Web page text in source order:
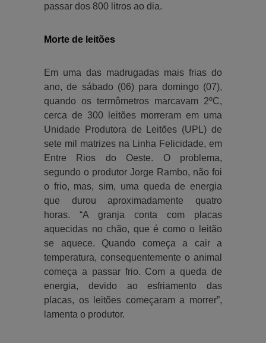
passar dos 800 litros ao dia.
Morte de leitões
Em uma das madrugadas mais frias do
ano, de sábado (06) para domingo (07),
quando os termômetros marcavam 2ºC,
cerca de 300 leitões morreram em uma
Unidade Produtora de Leitões (UPL) de
sete mil matrizes na Linha Felicidade, em
Entre Rios do Oeste. O problema,
segundo o produtor Jorge Rambo, não foi
o frio, mas, sim, uma queda de energia
que durou aproximadamente quatro
horas. “A granja conta com placas
aquecidas no chão, que é como o leitão
se aquece. Quando começa a cair a
temperatura, consequentemente o animal
começa a passar frio. Com a queda de
energia, devido ao esfriamento das
placas, os leitões começaram a morrer”,
lamenta o produtor.